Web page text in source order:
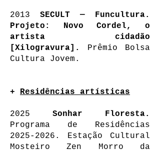
2013 SECULT — Funcultura.
Projeto: Novo Cordel, o
artista cidadão
[Xilogravura].
Prêmio Bolsa
Cultura Jovem.
+ Residências artísticas
2025 Sonhar Floresta.
Programa de Residências
2025-2026 . Estação Cultural
Mosteiro Zen Morro da